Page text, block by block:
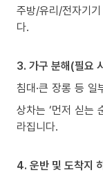
주방/유리/전자기
다.
3. 가구 분해(필요
침대·큰 장롱 등
상차는 ‘먼저 싣는
라집니다.
4. 운반 및 도착지